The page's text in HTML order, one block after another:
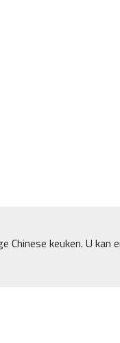
keuken. U kan